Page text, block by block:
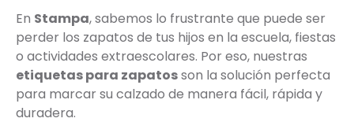
En Stampa, sabemos lo frustrante que puede ser
perder los zapatos de tus hijos en la escuela, fiestas
o actividades extraescolares. Por eso, nuestras
etiquetas para zapatosson la solución perfecta
para marcar su calzado de manera fácil, rápida y
duradera.